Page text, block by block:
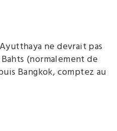
ne devrait pas
(normalement de
Bangkok, comptez au